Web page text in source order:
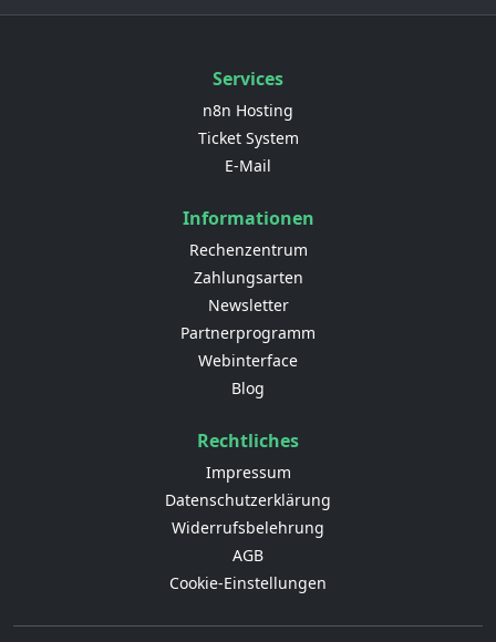
Services
n8n Hosting
Ticket System
E-Mail
Informationen
Rechenzentrum
Zahlungsarten
Newsletter
Partnerprogramm
Webinterface
Blog
Rechtliches
Impressum
Datenschutzerklärung
Widerrufsbelehrung
AGB
Cookie-Einstellungen